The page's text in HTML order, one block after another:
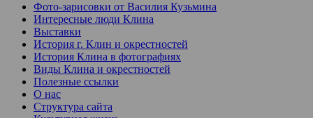
Фото-зарисовки от Василия Кузьмина
Интересные люди Клина
Выставки
История г. Клин и окрестностей
История Клина в фотографиях
Виды Клина и окрестностей
Полезные ссылки
О нас
Структура сайта